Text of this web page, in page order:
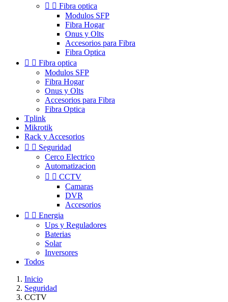
  Fibra optica
Modulos SFP
Fibra Hogar
Onus y Olts
Accesorios para Fibra
Fibra Optica
  Fibra optica
Modulos SFP
Fibra Hogar
Onus y Olts
Accesorios para Fibra
Fibra Optica
Tplink
Mikrotik
Rack y Accesorios
  Seguridad
Cerco Electrico
Automatizacion
  CCTV
Camaras
DVR
Accesorios
  Energia
Ups y Reguladores
Baterias
Solar
Inversores
Todos
Inicio
Seguridad
CCTV